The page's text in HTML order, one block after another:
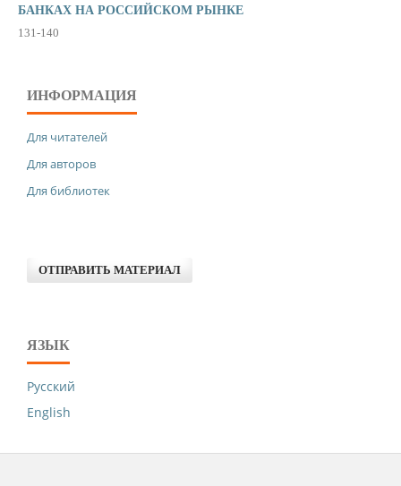
БАНКАХ НА РОССИЙСКОМ РЫНКЕ
131-140
ИНФОРМАЦИЯ
Для читателей
Для авторов
Для библиотек
ОТПРАВИТЬ МАТЕРИАЛ
ЯЗЫК
Русский
English